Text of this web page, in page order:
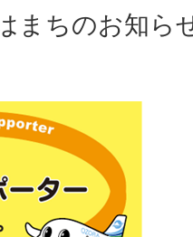
まちのお知